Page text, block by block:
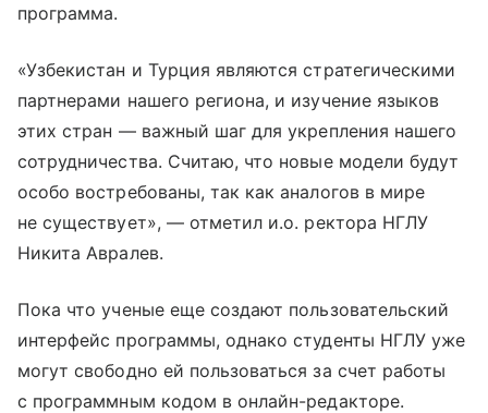
программа.
«Узбекистан и Турция являются стратегическими
партнерами нашего региона, и изучение языков
этих стран — важный шаг для укрепления нашего
сотрудничества. Считаю, что новые модели будут
особо востребованы, так как аналогов в мире
не существует», — отметил и.о. ректора НГЛУ
Никита Авралев.
Пока что ученые еще создают пользовательский
интерфейс программы, однако студенты НГЛУ уже
могут свободно ей пользоваться за счет работы
с программным кодом в онлайн-редакторе.